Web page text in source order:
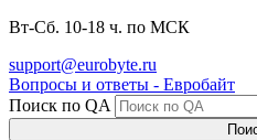
Вт-Сб. 10-18 ч. по МСК
support@eurobyte.ru
Вопросы и ответы - Евробайт
Поиск по QA